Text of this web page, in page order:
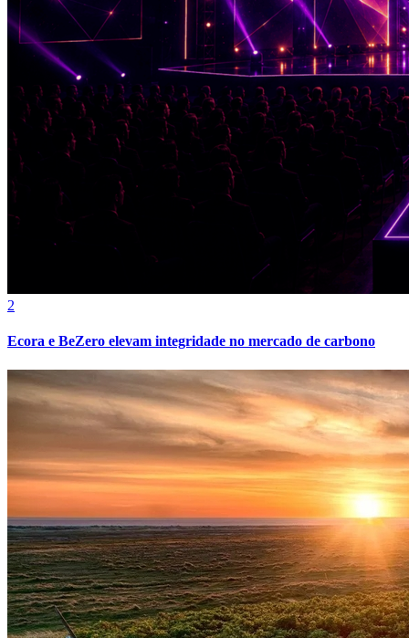
Vasco
2
Ecora e BeZero elevam integridade no mercado de carbono